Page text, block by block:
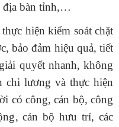
địa bàn tỉnh,…
thực hiện kiểm soát chặt
bảo đảm hiệu quả, tiết
quyết nhanh, không
chi lương và thực hiện
có công, cán bộ, công
, cán bộ hưu trí, các